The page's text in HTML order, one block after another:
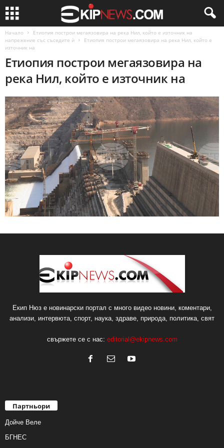
Начало
Етиопия построи мегаязовира на река Нил, който е източник на
напрежение със съседите ѝ
Етиопия построи мегаязовира на река Нил, който е
източник на
Етиопия построи мегаязовира на
река Нил, който е източник на
Екип Нюз е новинарски портал с много видео новини, коментари,
анализи, интервюта, спорт, наука, здраве, природа, политика, свят
свържете се с нас: editorial@ekipnews.com
Партньори
Дойче Веле
БГНЕС